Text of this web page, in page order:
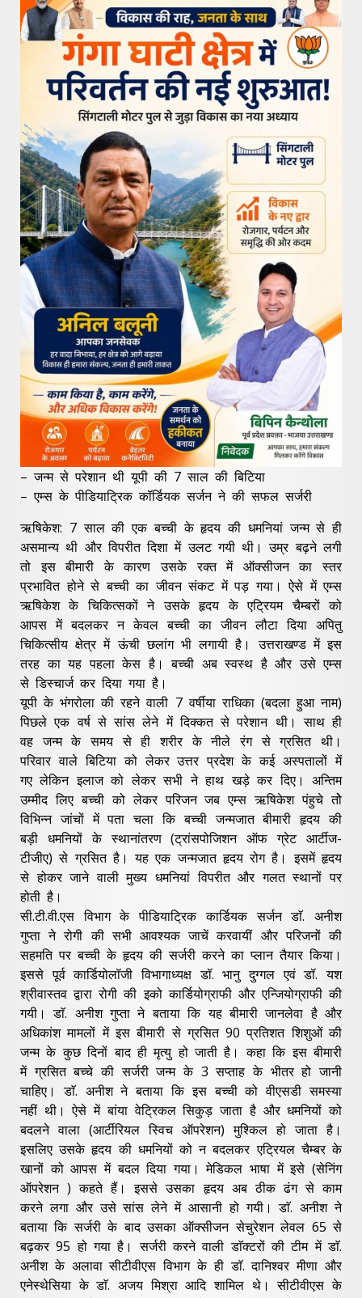
– जन्म से परेशान थी यूपी की 7 साल की बिटिया
– एम्स के पीडियाट्रिक कॉर्डियक सर्जन ने की सफल सर्जरी
ऋषिकेश: 7 साल की एक बच्ची के हृदय की धमनियां जन्म से ही
असमान्य थी और विपरीत दिशा में उलट गयी थी। उम्र बढ़ने लगी
तो इस बीमारी के कारण उसके रक्त में ऑक्सीजन का स्तर
प्रभावित होने से बच्ची का जीवन संकट में पड़ गया। ऐसे में एम्स
ऋषिकेश के चिकित्सकों ने उसके हृदय के एट्रियम चैम्बरों को
आपस में बदलकर न केवल बच्ची का जीवन लौटा दिया अपितु
चिकित्सीय क्षेत्र में ऊंची छलांग भी लगायी है। उत्तराखण्ड में इस
तरह का यह पहला केस है। बच्ची अब स्वस्थ है और उसे एम्स
से डिस्चार्ज कर दिया गया है।
यूपी के भंगरोला की रहने वाली 7 वर्षीया राधिका (बदला हुआ नाम)
पिछले एक वर्ष से सांस लेने में दिक्कत से परेशान थी। साथ ही
वह जन्म के समय से ही शरीर के नीले रंग से ग्रसित थी।
परिवार वाले बिटिया को लेकर उत्तर प्रदेश के कई अस्पतालों में
गए लेकिन इलाज को लेकर सभी ने हाथ खड़े कर दिए। अन्तिम
उम्मीद लिए बच्ची को लेकर परिजन जब एम्स ऋषिकेश पंहुचे तोे
विभिन्न जांचों में पता चला कि बच्ची जन्मजात बीमारी हृदय की
बड़ी धमनियों के स्थानांतरण (ट्रांसपोजिशन ऑफ ग्रेट आर्टीज-
टीजीए) से ग्रसित है। यह एक जन्मजात हृदय रोग है। इसमें हृदय
से होकर जाने वाली मुख्य धमनियां विपरीत और गलत स्थानों पर
होती है।
सी.टी.वी.एस विभाग के पीडियाट्रिक कार्डियक सर्जन डाॅ. अनीश
गुप्ता ने रोगी की सभी आवश्यक जाचें करवायीं और परिजनों की
सहमति पर बच्ची के हृदय की सर्जरी करने का प्लान तैयार किया।
इससे पूर्व कार्डियोलॉजी विभागाध्यक्ष डॉ. भानु दुग्गल एवं डॉ. यश
श्रीवास्तव द्वारा रोगी की इको कार्डियोग्राफी और एन्जियोग्राफी की
गयी। डाॅ. अनीश गुप्ता ने बताया कि यह बीमारी जानलेवा है और
अधिकांश मामलों में इस बीमारी से ग्रसित 90 प्रतिशत शिशुओं की
जन्म के कुछ दिनों बाद ही मृत्यु हो जाती है। कहा कि इस बीमारी
में ग्रसित बच्चे की सर्जरी जन्म के 3 सप्ताह के भीतर हो जानी
चाहिए। डाॅ. अनीश ने बताया कि इस बच्ची को वीएसडी समस्या
नहीं थी। ऐसे में बांया वेट्रिकल सिकुड़ जाता है और धमनियों को
बदलने वाला (आर्टीरियल स्विच ऑपरेशन) मुश्किल हो जाता है।
इसलिए उसके हृदय की धमनियों को न बदलकर एट्रियल चैम्बर के
खानों को आपस में बदल दिया गया। मेडिकल भाषा में इसे (सेनिंग
ऑपरेशन ) कहते हैं। इससे उसका हृदय अब ठीक ढंग से काम
करने लगा और उसे सांस लेने में आसानी हो गयी। डाॅ. अनीश ने
बताया कि सर्जरी के बाद उसका ऑक्सीजन सेचुरेशन लेवल 65 से
बढ़कर 95 हो गया है। सर्जरी करने वाली डाॅक्टरों की टीम में डाॅ.
अनीश के अलावा सीटीवीएस विभाग के ही डाॅ. दानिश्वर मीणा और
एनेस्थेसिया के डाॅ. अजय मिश्रा आदि शामिल थे। सीटीवीएस के